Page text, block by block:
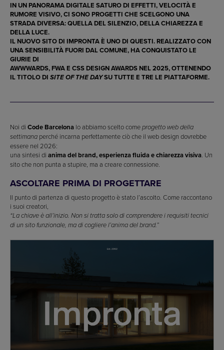
IN UN PANORAMA DIGITALE SATURO DI EFFETTI, VELOCITÀ E
RUMORE VISIVO, CI SONO PROGETTI CHE SCELGONO UNA
STRADA DIVERSA: QUELLA DEL SILENZIO, DELLA CHIAREZZA E
DELLA LUCE.
IL NUOVO SITO DI IMPRONTA È UNO DI QUESTI. REALIZZATO CON
UNA SENSIBILITÀ FUORI DAL COMUNE, HA CONQUISTATO LE
GIURIE DI
AWWWARDS, FWA E CSS DESIGN AWARDS NEL 2025, OTTENENDO
IL TITOLO DI SITE OF THE DAYSU TUTTE E TRE LE PIATTAFORME.
Noi di Code Barcelona lo abbiamo scelto comeprogetto web della
settimana perché incarna perfettamente ciò che il web design dovrebbe
essere nel 2026:
una sintesi di anima del brand, esperienza fluida e chiarezza visiva. Un
sito che non punta a stupire, ma a creare connessione.
ASCOLTARE PRIMA DI PROGETTARE
Il punto di partenza di questo progetto è stato l’ascolto. Come raccontano
i suoi creatori,
“La chiave è all’inizio. Non si tratta solo di comprendere i requisiti tecnici
di un sito funzionale, ma di cogliere l’anima del brand.”